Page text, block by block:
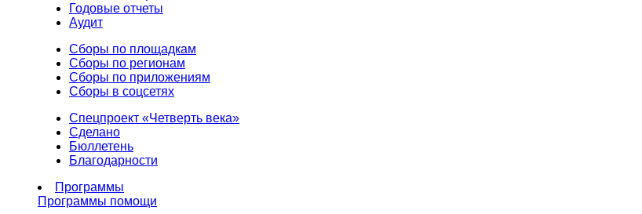
Годовые отчеты
Аудит
Сборы по площадкам
Сборы по регионам
Сборы по приложениям
Сборы в соцсетях
Спецпроект «Четверть века»
Сделано
Бюллетень
Благодарности
Программы
Программы помощи